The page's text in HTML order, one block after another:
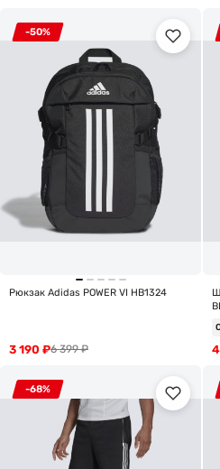
-50%
Рюкзак Adidas POWER VI HB1324
6 399₽
3 190 ₽
-68%